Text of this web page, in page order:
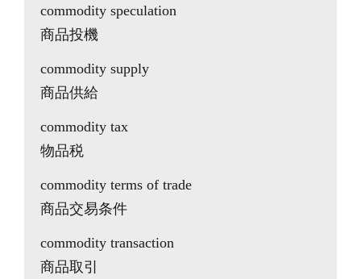
commodity speculation
商品投機
commodity supply
商品供給
commodity tax
物品税
commodity terms of trade
商品交易条件
commodity transaction
商品取引